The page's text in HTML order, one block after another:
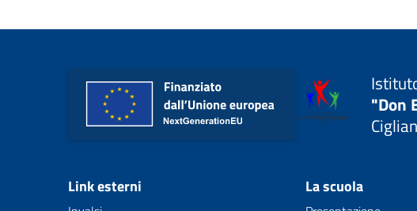
"Don
Link esterni La scuola